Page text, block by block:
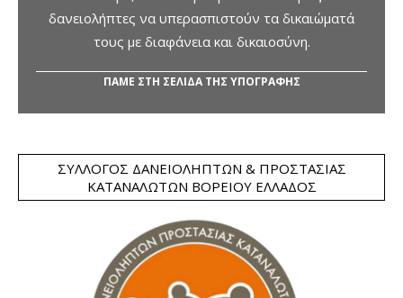
δανειολήπτες να υπερασπιστούν τα δικαιώματά
τους με διαφάνεια και δικαιοσύνη.
ΠΑΜΕ ΣΤΗ ΣΕΛΙΔΑ ΤΗΣ ΥΠΟΓΡΑΦΗΣ
ΣΎΛΛΟΓΟΣ ΔΑΝΕΙΟΛΗΠΤΏΝ & ΠΡΟΣΤΑΣΊΑΣ
ΚΑΤΑΝΑΛΩΤΏΝ ΒΟΡΕΊΟΥ ΕΛΛΆΔΟΣ